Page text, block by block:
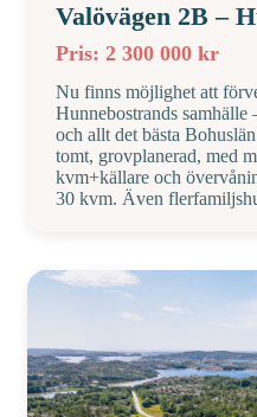
Valövägen 2B –
Pris: 2 300 000 kr
Nu finns möjlighet att
Hunnebostrands samhälle
och allt det bästa
tomt, grovplanerad, med
kvm+källare och
30 kvm. Även